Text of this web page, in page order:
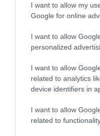
I want to allow my
Google for online
I want to allow
personalized
I want to allow
related to analytics
device identifiers in
I want to allow
related to
συγκυριακό.
επενδύσουν στην
Αντανακλά επίσης
αναγνωρισιμότητα
προϊόντων σε
τη στρατηγική